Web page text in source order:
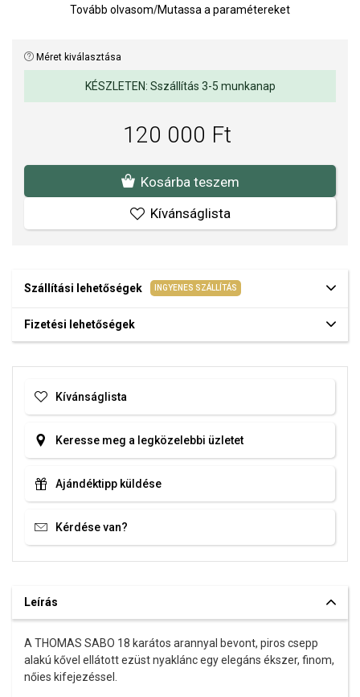
cirkóniák finom csillogással egészítik ki a dizájnt, és
ékszernek, így ideális viselet mindennapokra és különleges
Hossz: 45-50 cm.
Dísz mérete: 15,5 x 11,5 mm.
A SOFIA a THOMAS SABO hivatalos forgalmazója. Biztos lehet
benne, hogy eredeti ékszert vásárol, a komplett márkás
csomagolásban.
Tovább olvasom/Mutassa a paramétereket
Méret kiválasztása
KÉSZLETEN: Sszállítás 3-5 munkanap
120 000 Ft
Kosárba teszem
Kívánságlista
Szállítási lehetőségek INGYENES SZÁLLÍTÁS
Fizetési lehetőségek
Kívánságlista
Keresse meg a legközelebbi üzletet
Ajándéktipp küldése
Kérdése van?
Leírás
A THOMAS SABO 18 karátos arannyal bevont, piros csepp
alakú kővel ellátott ezüst nyaklánc egy elegáns ékszer, finom,
nőies kifejezéssel.